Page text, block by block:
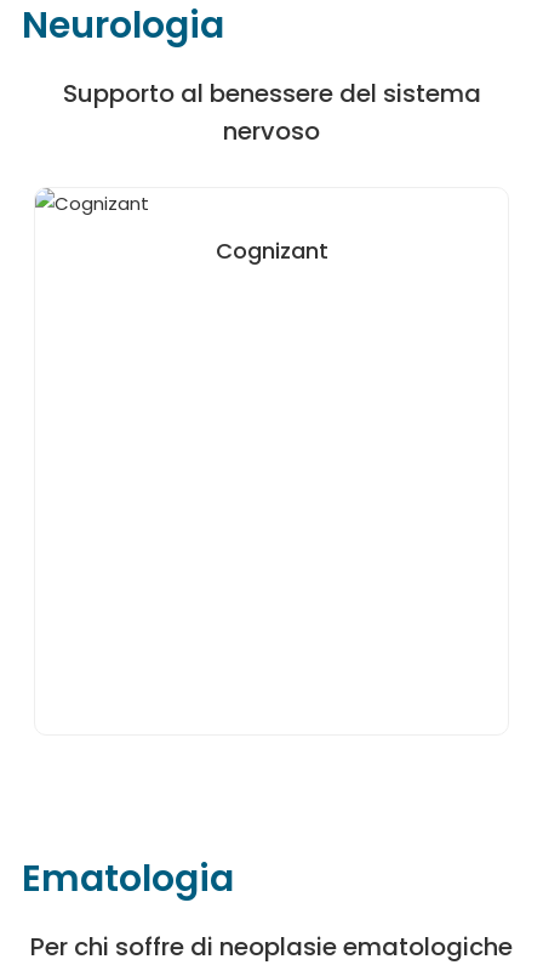
Neurologia
Supporto al benessere del sistema
nervoso
Cognizant
Ematologia
Per chi soffre di neoplasie ematologiche